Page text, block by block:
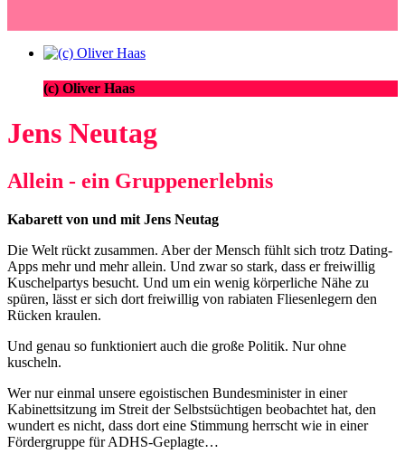
(c) Oliver Haas
Jens Neutag
Allein - ein Gruppenerlebnis
Kabarett von und mit Jens Neutag
Die Welt rückt zusammen. Aber der Mensch fühlt sich trotz Dating-
Apps mehr und mehr allein. Und zwar so stark, dass er freiwillig
Kuschelpartys besucht. Und um ein wenig körperliche Nähe zu
spüren, lässt er sich dort freiwillig von rabiaten Fliesenlegern den
Rücken kraulen.
Und genau so funktioniert auch die große Politik. Nur ohne
kuscheln.
Wer nur einmal unsere egoistischen Bundesminister in einer
Kabinettsitzung im Streit der Selbstsüchtigen beobachtet hat, den
wundert es nicht, dass dort eine Stimmung herrscht wie in einer
Fördergruppe für ADHS-Geplagte…